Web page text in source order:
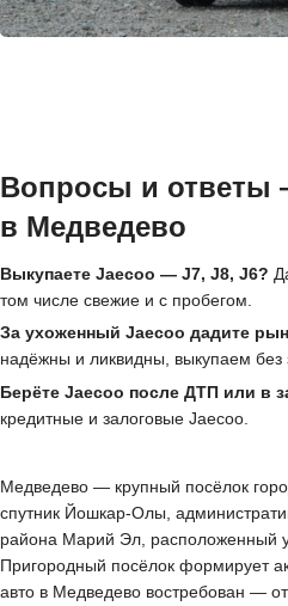
Вопросы и ответы
в Медведево
Выкупаете Jaecoo — J7, J8, J6?
том числе свежие и с пробегом.
За ухоженный Jaecoo дадите
надёжны и ликвидны, выкупаем без
Берёте Jaecoo после ДТП или в
кредитные и залоговые Jaecoo.
Медведево — крупный посёлок
спутник Йошкар-Олы,
района Марий Эл, расположенный
Пригородный посёлок формирует
авто в Медведево востребован —